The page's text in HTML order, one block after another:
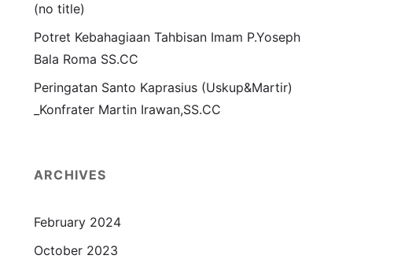
(no title)
Potret Kebahagiaan Tahbisan Imam P.Yoseph
Bala Roma SS.CC
Peringatan Santo Kaprasius (Uskup&Martir)
_Konfrater Martin Irawan,SS.CC
ARCHIVES
February 2024
October 2023